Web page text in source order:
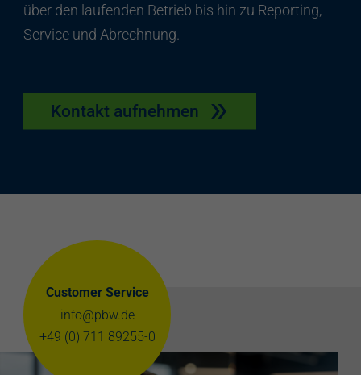
über den laufenden Betrieb bis hin zu Reporting,
Service und Abrechnung.
Kontakt aufnehmen
Customer Service
info@pbw.de
+49 (0) 711 89255-0